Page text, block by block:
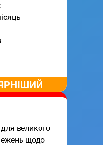
великого
щодо